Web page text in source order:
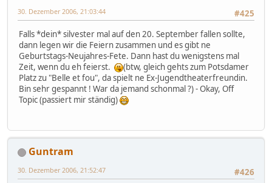
#425
30. Dezember 2006, 21:03:44
Falls *dein* silvester mal auf den 20. September fallen sollte,
dann legen wir die Feiern zusammen und es gibt ne
Geburtstags-Neujahres-Fete. Dann hast du wenigstens mal
Zeit, wenn du eh feierst.
(btw, gleich gehts zum Potsdamer
Platz zu "Belle et fou", da spielt ne Ex-Jugendtheaterfreundin.
Bin sehr gespannt ! War da jemand schonmal ?) - Okay, Off
Topic (passiert mir ständig)
Guntram
#426
30. Dezember 2006, 21:52:47